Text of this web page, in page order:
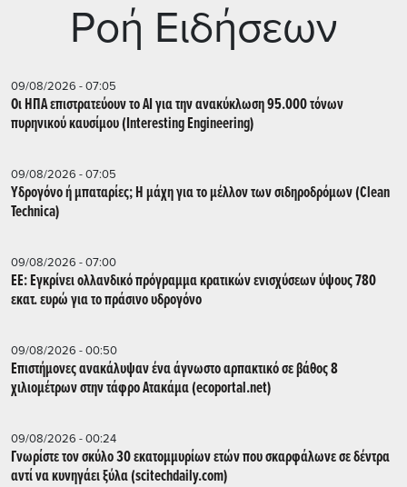
Ρoή Ειδήσεων
09/08/2026 - 07:05
Οι ΗΠΑ επιστρατεύουν το AI για την ανακύκλωση 95.000 τόνων
πυρηνικού καυσίμου (Interesting Engineering)
09/08/2026 - 07:05
Υδρογόνο ή μπαταρίες; Η μάχη για το μέλλον των σιδηροδρόμων (Clean
Technica)
09/08/2026 - 07:00
ΕΕ: Εγκρίνει ολλανδικό πρόγραμμα κρατικών ενισχύσεων ύψους 780
εκατ. ευρώ για το πράσινο υδρογόνο
09/08/2026 - 00:50
Επιστήμονες ανακάλυψαν ένα άγνωστο αρπακτικό σε βάθος 8
χιλιομέτρων στην τάφρο Ατακάμα (ecoportal.net)
09/08/2026 - 00:24
Γνωρίστε τον σκύλο 30 εκατομμυρίων ετών που σκαρφάλωνε σε δέντρα
αντί να κυνηγάει ξύλα (scitechdaily.com)